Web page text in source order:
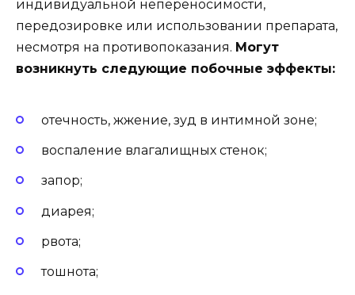
индивидуальной непереносимости,
передозировке или использовании препарата,
несмотря на противопоказания. Могут
возникнуть следующие побочные эффекты:
отечность, жжение, зуд в интимной зоне;
воспаление влагалищных стенок;
запор;
диарея;
рвота;
тошнота;